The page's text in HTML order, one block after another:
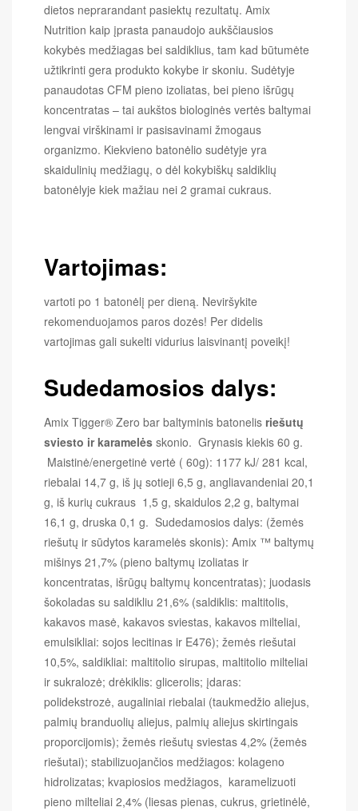
dietos neprarandant pasiektų rezultatų. Amix
Nutrition kaip įprasta panaudojo aukščiausios
kokybės medžiagas bei saldiklius, tam kad būtumėte
užtikrinti gera produkto kokybe ir skoniu. Sudėtyje
panaudotas CFM pieno izoliatas, bei pieno išrūgų
koncentratas – tai aukštos biologinės vertės baltymai
lengvai virškinami ir pasisavinami žmogaus
organizmo. Kiekvieno batonėlio sudėtyje yra
skaidulinių medžiagų, o dėl kokybiškų saldiklių
batonėlyje kiek mažiau nei 2 gramai cukraus.
Vartojimas:
vartoti po 1 batonėlį per dieną. Neviršykite
rekomenduojamos paros dozės! Per didelis
vartojimas gali sukelti vidurius laisvinantį poveikį!
Sudedamosios dalys:
Amix Tigger® Zero bar baltyminis batonelis riešutų
sviesto ir karamelės skonio. Grynasis kiekis 60 g.
Maistinė/energetinė vertė ( 60g): 1177 kJ/ 281 kcal,
riebalai 14,7 g, iš jų sotieji 6,5 g, angliavandeniai 20,1
g, iš kurių cukraus 1,5 g, skaidulos 2,2 g, baltymai
16,1 g, druska 0,1 g. Sudedamosios dalys: (žemės
riešutų ir sūdytos karamelės skonis): Amix ™ baltymų
mišinys 21,7% (pieno baltymų izoliatas ir
koncentratas, išrūgų baltymų koncentratas); juodasis
šokoladas su saldikliu 21,6% (saldiklis: maltitolis,
kakavos masė, kakavos sviestas, kakavos milteliai,
emulsikliai: sojos lecitinas ir E476); žemės riešutai
10,5%, saldikliai: maltitolio sirupas, maltitolio milteliai
ir sukralozė; drėkiklis: glicerolis; įdaras:
polidekstrozė, augaliniai riebalai (taukmedžio aliejus,
palmių branduolių aliejus, palmių aliejus skirtingais
proporcijomis); žemės riešutų sviestas 4,2% (žemės
riešutai); stabilizuojančios medžiagos: kolageno
hidrolizatas; kvapiosios medžiagos, karamelizuoti
pieno milteliai 2,4% (liesas pienas, cukrus, grietinėlė,